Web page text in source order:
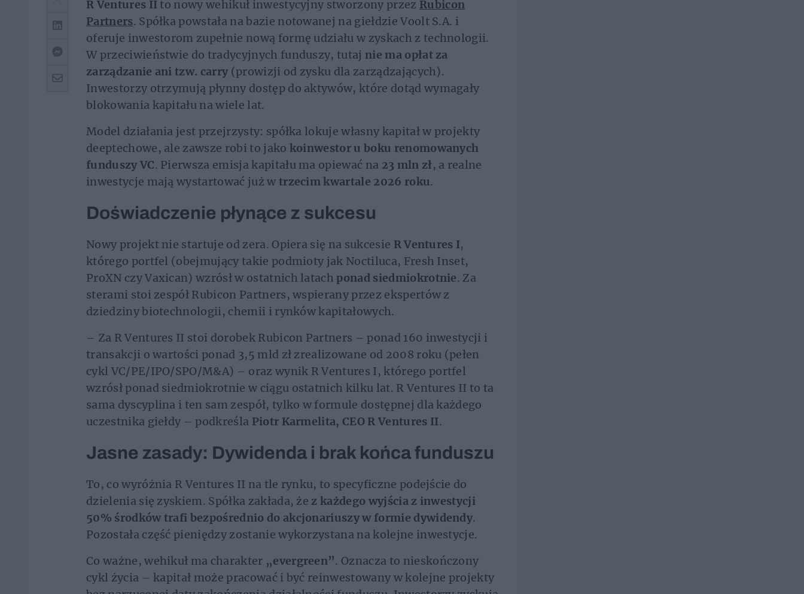
R Ventures II to nowy wehikuł inwestycyjny stworzony przez Rubicon
Partners. Spółka powstała na bazie notowanej na giełdzie Voolt S.A. i
oferuje inwestorom zupełnie nową formę udziału w zyskach z technologii.
W przeciwieństwie do tradycyjnych funduszy, tutaj nie ma opłat za
zarządzanie ani tzw. carry(prowizji od zysku dla zarządzających).
Inwestorzy otrzymują płynny dostęp do aktywów, które dotąd wymagały
blokowania kapitału na wiele lat.
Model działania jest przejrzysty: spółka lokuje własny kapitał w projekty
deeptechowe, ale zawsze robi to jako koinwestor u boku renomowanych
funduszy VC. Pierwsza emisja kapitału ma opiewać na 23 mln zł, a realne
inwestycje mają wystartować już w trzecim kwartale 2026 roku.
Doświadczenie płynące z sukcesu
Nowy projekt nie startuje od zera. Opiera się na sukcesie R Ventures I,
którego portfel (obejmujący takie podmioty jak Noctiluca, Fresh Inset,
ProXN czy Vaxican) wzrósł w ostatnich latach ponad siedmiokrotnie. Za
sterami stoi zespół Rubicon Partners, wspierany przez ekspertów z
dziedziny biotechnologii, chemii i rynków kapitałowych.
– Za R Ventures II stoi dorobek Rubicon Partners – ponad 160 inwestycji i
transakcji o wartości ponad 3,5 mld zł zrealizowane od 2008 roku (pełen
cykl VC/PE/IPO/SPO/M&A) – oraz wynik R Ventures I, którego portfel
wzrósł ponad siedmiokrotnie w ciągu ostatnich kilku lat. R Ventures II to ta
sama dyscyplina i ten sam zespół, tylko w formule dostępnej dla każdego
uczestnika giełdy – podkreśla Piotr Karmelita, CEO R Ventures II.
Jasne zasady: Dywidenda i brak końca funduszu
To, co wyróżnia R Ventures II na tle rynku, to specyficzne podejście do
dzielenia się zyskiem. Spółka zakłada, że z każdego wyjścia z inwestycji
50% środków trafi bezpośrednio do akcjonariuszy w formie dywidendy.
Pozostała część pieniędzy zostanie wykorzystana na kolejne inwestycje.
Co ważne, wehikuł ma charakter „evergreen”. Oznacza to nieskończony
cykl życia – kapitał może pracować i być reinwestowany w kolejne projekty